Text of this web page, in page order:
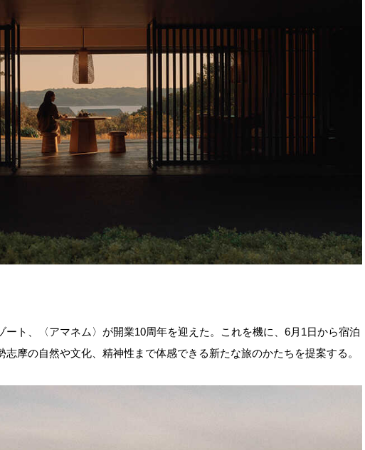
ト、〈アマネム〉が開業10周年を迎えた。これを機に、6月1日から宿泊
摩の自然や文化、精神性まで体感できる新たな旅のかたちを提案する。